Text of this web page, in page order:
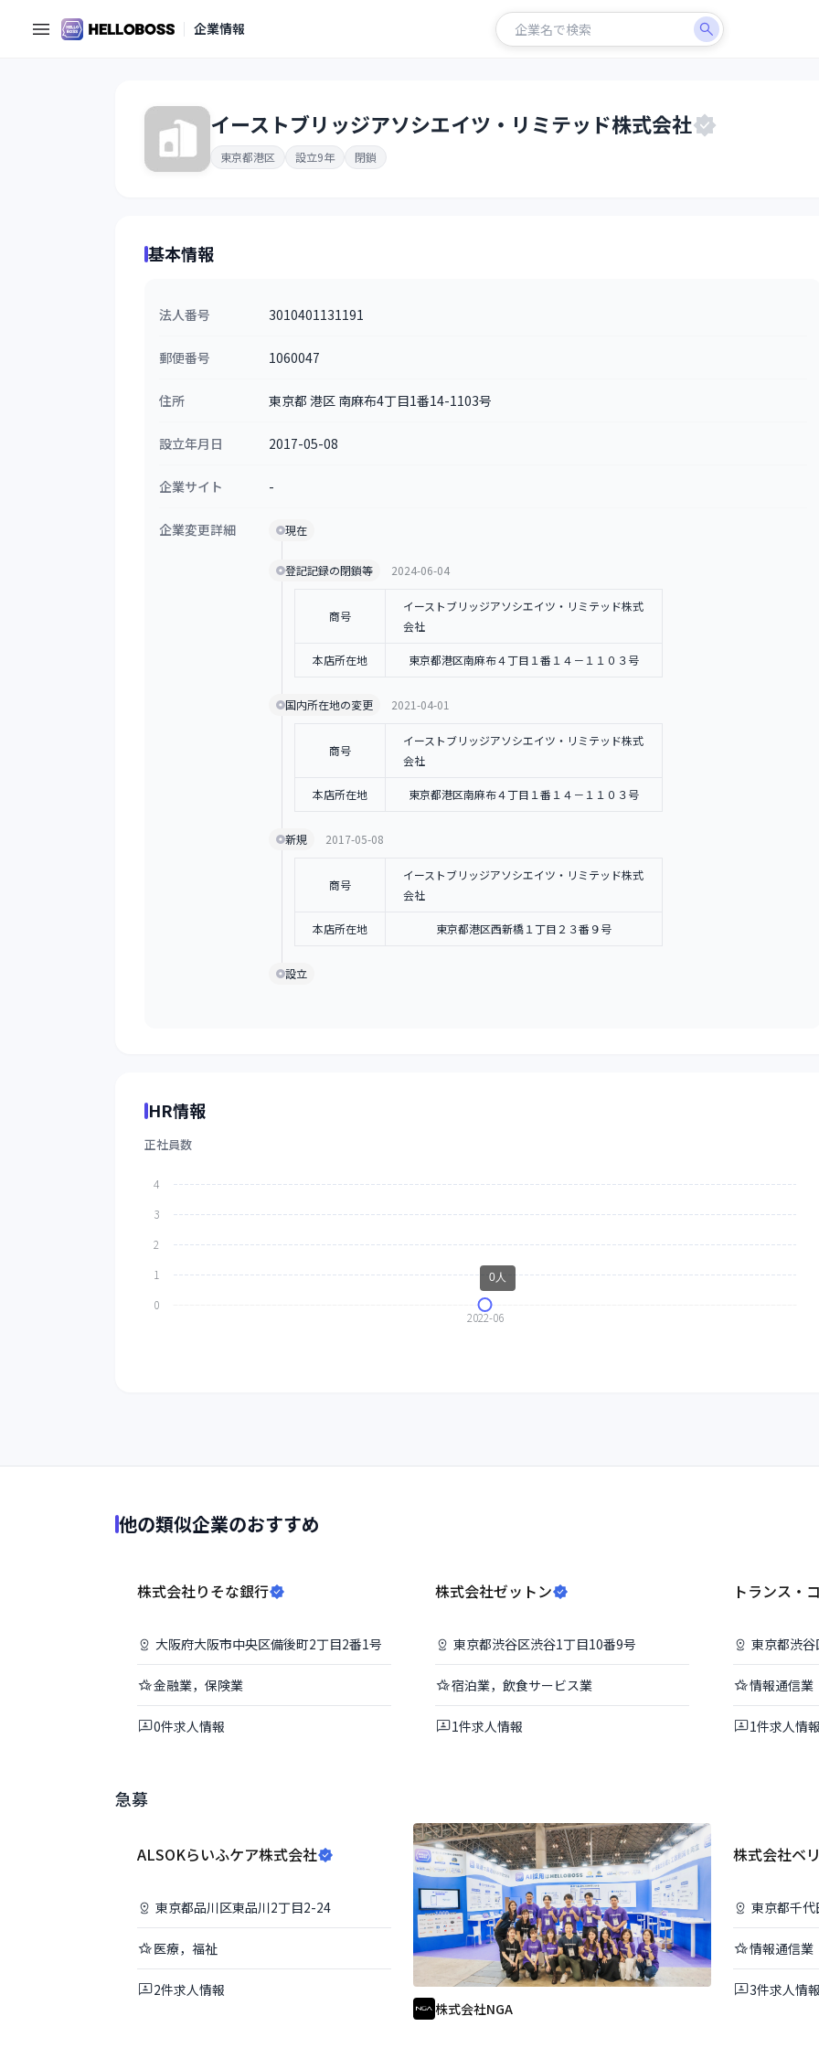
企業情報
イーストブリッジアソシエイツ・リミテッド株式会社
東京都港区 設立9年 閉鎖
基本情報
法人番号 3010401131191
郵便番号 1060047
住所 東京都 港区 南麻布4丁目1番14-1103号
設立年月日 2017-05-08
企業サイト -
企業変更詳細 現在
登記記録の閉鎖等 2024-06-04
商号
イーストブリッジアソシエイツ・リミテッド株式
会社
本店所在地 東京都港区南麻布４丁目１番１４－１１０３号
国内所在地の変更 2021-04-01
商号
イーストブリッジアソシエイツ・リミテッド株式
会社
本店所在地 東京都港区南麻布４丁目１番１４－１１０３号
新規 2017-05-08
商号
イーストブリッジアソシエイツ・リミテッド株式
会社
本店所在地 東京都港区西新橋１丁目２３番９号
設立
HR情報
正社員数
他の類似企業のおすすめ
株式会社りそな銀行
大阪府大阪市中央区備後町2丁目2番1号
金融業，保険業
0件求人情報
株式会社ゼットン
東京都渋谷区渋谷1丁目10番9号
宿泊業，飲食サービス業
1件求人情報
トランス・
東京都渋谷
情報通信業
1件求人情報
急募
ALSOKらいふケア株式会社
東京都品川区東品川2丁目2-24
医療，福祉
2件求人情報
株式会社NGA
株式会社ベ
東京都千代
情報通信業
3件求人情報